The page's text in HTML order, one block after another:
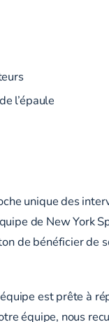
l’épaule
unique des
de New York
de bénéficier de
est prête à
équipe, nous